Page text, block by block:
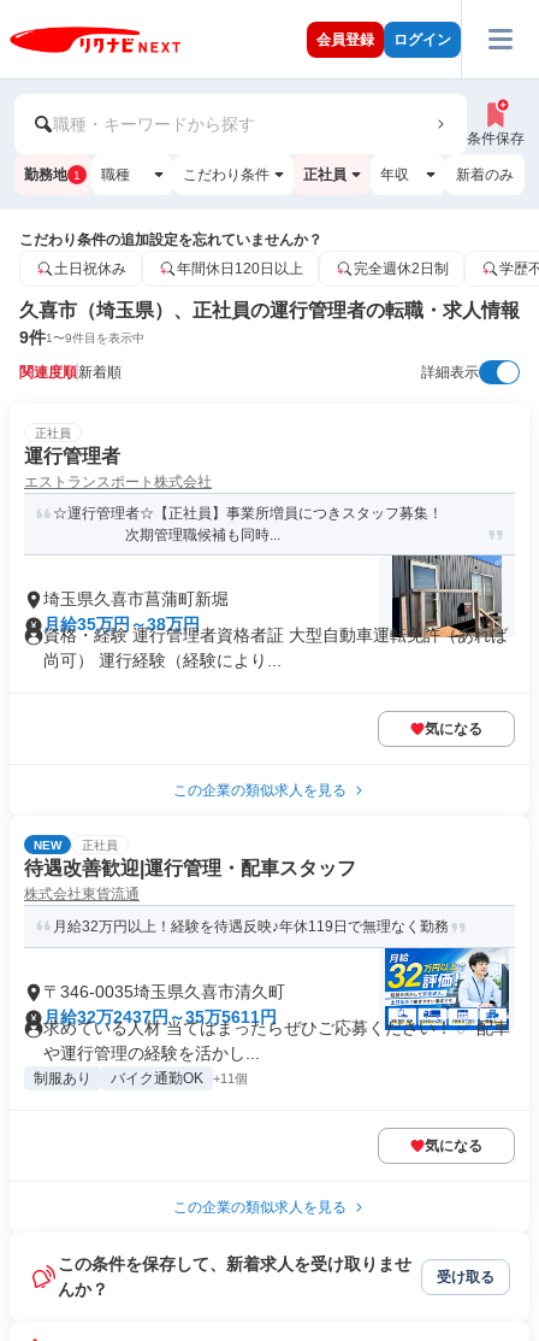
会員登録 ログイン
職種・キーワードから探す
条件保存
勤務地 1 職種 こだわり条件 正社員 年収 新着のみ
こだわり条件の追加設定を忘れていませんか？
土日祝休み
年間休日120日以上 完全週休2日制 学歴
久喜市（埼玉県）、正社員の運行管理者の転職・求人情報
9件1〜9件目を表示中
関連度順新着順 詳細表示
正社員
運行管理者
エストランスポート株式会社
☆運行管理者☆【正社員】事業所増員につきスタッフ募集！
次期管理職候補も同時...
埼玉県久喜市菖蒲町新堀
月給35万円～38万円
資格・経験 運行管理者資格者証 大型自動車運転免許（あれば
尚可） 運行経験（経験により...
気になる
この企業の類似求人を見る
NEW 正社員
待遇改善歓迎|運行管理・配車スタッフ
株式会社東貨流通
月給32万円以上！経験を待遇反映♪年休119日で無理なく勤務
〒346-0035埼玉県久喜市清久町
月給32万2437円～35万5611円
求めている人材 当てはまったらぜひご応募ください！ ✅ 配車
や運行管理の経験を活かし...
制服あり バイク通勤OK +11個
気になる
この企業の類似求人を見る
この条件を保存して、新着求人を受け取りませ
んか？
受け取る